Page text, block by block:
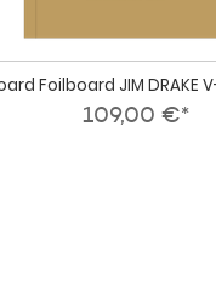
Foilboard JIM DRAKE V-
109,00 €*